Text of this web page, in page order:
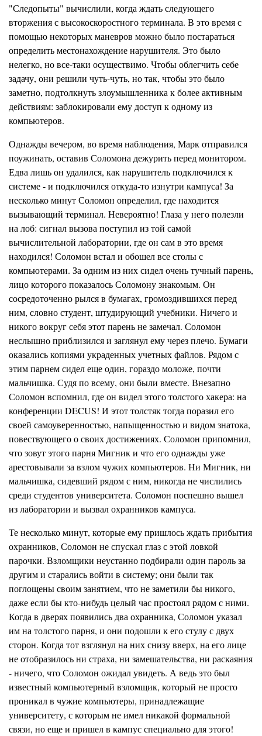
"Следопыты" вычислили, когда ждать следующего
вторжения с высокоскоростного терминала. В это время с
помощью некоторых маневров можно было постараться
определить местонахождение нарушителя. Это было
нелегко, но все-таки осуществимо. Чтобы облегчить себе
задачу, они решили чуть-чуть, но так, чтобы это было
заметно, подтолкнуть злоумышленника к более активным
действиям: заблокировали ему доступ к одному из
компьютеров.
Однажды вечером, во время наблюдения, Марк отправился
поужинать, оставив Соломона дежурить перед монитором.
Едва лишь он удалился, как нарушитель подключился к
системе - и подключился откуда-то изнутри кампуса! За
несколько минут Соломон определил, где находится
вызывающий терминал. Невероятно! Глаза у него полезли
на лоб: сигнал вызова поступил из той самой
вычислительной лаборатории, где он сам в это время
находился! Соломон встал и обошел все столы с
компьютерами. За одним изних сидел очень тучный парень,
лицо которого показалось Соломону знакомым. Он
сосредоточенно рылся в бумагах, громоздившихся перед
ним, словно студент, штудирующий учебники. Ничего и
никого вокруг себя этот парень не замечал. Соломон
неслышно приблизился и заглянул ему через плечо. Бумаги
оказались копиями украденных учетных файлов. Рядом с
этим парнем сидел еще один, гораздо моложе, почти
мальчишка. Судя по всему, они были вместе. Внезапно
Соломон вспомнил, где он видел этого толстого хакера: на
конференции DECUS! И этоттолстяк тогда поразил его
своей самоуверенностью, напыщенностью и видом знатока,
повествующего о своих достижениях. Соломон припомнил,
что зовут этого парняМигники что его однажды уже
арестовывали за взлом чужих компьютеров. Ни Мигник, ни
мальчишка, сидевший рядом с ним, никогда не числились
среди студентов университета. Соломон поспешно вышел
из лаборатории и вызвал охранников кампуса.
Те несколькоминут, которые ему пришлось ждать прибытия
охранников, Соломон не спускал глаз с этой ловкой
парочки. Взломщики неустанно подбирали один пароль за
другим и старались войти в систему; они были так
поглощены своим занятием, что не заметили бы никого,
даже если бы кто-нибудь целый час простоял рядом с ними.
Когда в дверях появились два охранника, Соломон указал
им на толстого парня, и они подошли к его стулу с двух
сторон. Когда тот взглянул на них снизу вверх, на его лице
не отобразилось ни страха, ни замешательства, ни раскаяния
- ничего, что Соломон ожидал увидеть. А ведь это был
известный компьютерный взломщик, который не просто
проникал в чужие компьютеры, принадлежащие
университету, с которым не имел никакой формальной
связи, но еще и пришел в кампусспециально для этого!